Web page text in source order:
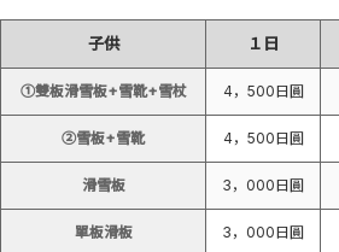
子供 １日
①雙板滑雪板+雪靴+雪杖 4，500日圓
②雪板+雪靴 4，500日圓
滑雪板 3，000日圓
單板滑板 3，000日圓